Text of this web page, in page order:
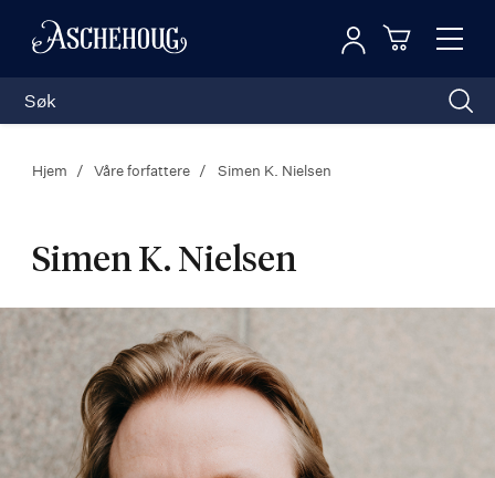
Toggle
Logg inn
Hjem Våre forfattere Simen K. Nielsen
Simen K. Nielsen